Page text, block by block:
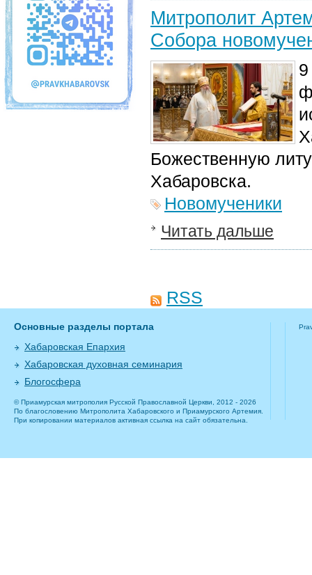
Митрополит
Собора
Божественную
Хабаровска.
Новомученики
Читать дальше
RSS
Основные разделы портала
Хабаровская Епархия
Хабаровская духовная семинария
Блогосфера
© Приамурская митрополия Русской Православной Церкви, 2012 - 2026
По благословению Митрополита Хабаровского и Приамурского Артемия.
При копировании материалов активная ссылка на сайт обязательна.